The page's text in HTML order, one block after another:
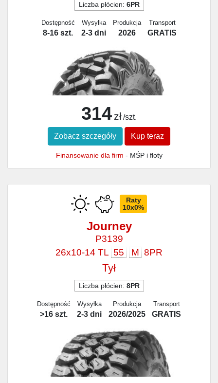
Liczba płócien: 6PR
Dostępność
8-16 szt.
Wysyłka
2-3 dni
Produkcja
2026
Transport
GRATIS
314 zł /szt.
Zobacz szczegóły Kup teraz
Finansowanie dla firm - MŚP i floty
Raty
10x0%
Journey
P3139
26x10-14 TL 55 M 8PR
Tył
Liczba płócien: 8PR
Dostępność
>16 szt.
Wysyłka
2-3 dni
Produkcja
2026/2025
Transport
GRATIS